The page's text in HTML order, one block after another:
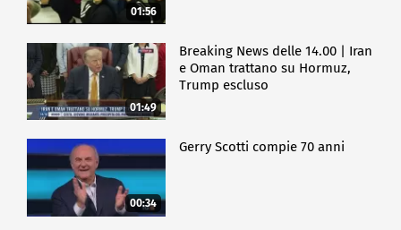
01:56
01:49
Breaking News delle 14.00 | Iran
e Oman trattano su Hormuz,
Trump escluso
00:34
Gerry Scotti compie 70 anni